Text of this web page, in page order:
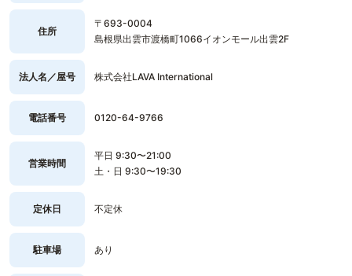
住所
〒693-0004
島根県出雲市渡橋町1066イオンモール出雲2F
法人名／屋号 株式会社LAVA International
電話番号 0120-64-9766
営業時間
平日 9:30〜21:00
土・日 9:30〜19:30
定休日 不定休
駐車場 あり